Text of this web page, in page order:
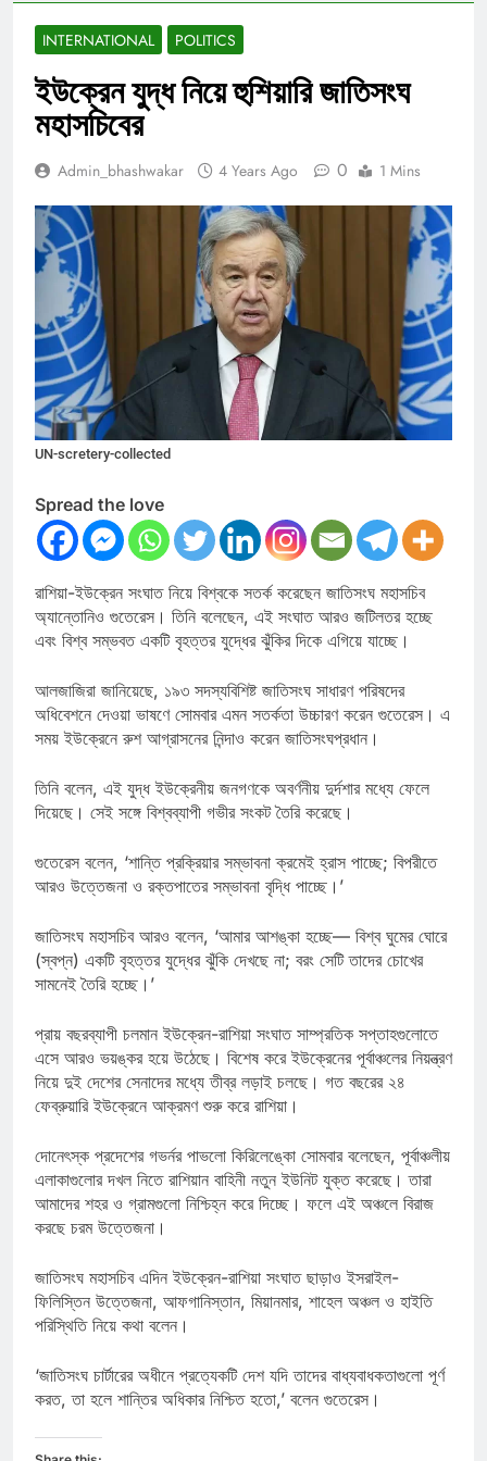
INTERNATIONAL POLITICS
ইউক্রেন যুদ্ধ নিয়ে হুশিয়ারি জাতিসংঘ
মহাসচিবের
Admin_bhashwakar 4 Years Ago 0 1 Mins
UN-scretery-collected
Spread the love
রাশিয়া-ইউক্রেন সংঘাত নিয়ে বিশ্বকে সতর্ক করেছেন জাতিসংঘ মহাসচিব
অ্যান্তোনিও গুতেরেস। তিনি বলেছেন, এই সংঘাত আরও জটিলতর হচ্ছে
এবং বিশ্ব সম্ভবত একটি বৃহত্তর যুদ্ধের ঝুঁকির দিকে এগিয়ে যাচ্ছে।
আলজাজিরা জানিয়েছে, ১৯৩ সদস্যবিশিষ্ট জাতিসংঘ সাধারণ পরিষদের
অধিবেশনে দেওয়া ভাষণে সোমবার এমন সতর্কতা উচ্চারণ করেন গুতেরেস। এ
সময় ইউক্রেনে রুশ আগ্রাসনের নিন্দাও করেন জাতিসংঘপ্রধান।
তিনি বলেন, এই যুদ্ধ ইউক্রেনীয় জনগণকে অবর্ণনীয় দুর্দশার মধ্যে ফেলে
দিয়েছে। সেই সঙ্গে বিশ্বব্যাপী গভীর সংকট তৈরি করেছে।
গুতেরেস বলেন, ‘শান্তি প্রক্রিয়ার সম্ভাবনা ক্রমেই হ্রাস পাচ্ছে; বিপরীতে
আরও উত্তেজনা ও রক্তপাতের সম্ভাবনা বৃদ্ধি পাচ্ছে।’
জাতিসংঘ মহাসচিব আরও বলেন, ‘আমার আশঙ্কা হচ্ছে— বিশ্ব ঘুমের ঘোরে
(স্বপ্ন) একটি বৃহত্তর যুদ্ধের ঝুঁকি দেখছে না; বরং সেটি তাদের চোখের
সামনেই তৈরি হচ্ছে।’
প্রায় বছরব্যাপী চলমান ইউক্রেন-রাশিয়া সংঘাত সাম্প্রতিক সপ্তাহগুলোতে
এসে আরও ভয়ঙ্কর হয়ে উঠেছে। বিশেষ করে ইউক্রেনের পূর্বাঞ্চলের নিয়ন্ত্রণ
নিয়ে দুই দেশের সেনাদের মধ্যে তীব্র লড়াই চলছে। গত বছরের ২৪
ফেব্রুয়ারি ইউক্রেনে আক্রমণ শুরু করে রাশিয়া।
দোনেৎস্ক প্রদেশের গভর্নর পাভলো কিরিলেঙ্কো সোমবার বলেছেন, পূর্বাঞ্চলীয়
এলাকাগুলোর দখল নিতে রাশিয়ান বাহিনী নতুন ইউনিট যুক্ত করেছে। তারা
আমাদের শহর ও গ্রামগুলো নিশ্চিহ্ন করে দিচ্ছে। ফলে এই অঞ্চলে বিরাজ
করছে চরম উত্তেজনা।
জাতিসংঘ মহাসচিব এদিন ইউক্রেন-রাশিয়া সংঘাত ছাড়াও ইসরাইল-
ফিলিস্তিন উত্তেজনা, আফগানিস্তান, মিয়ানমার, শাহেল অঞ্চল ও হাইতি
পরিস্থিতি নিয়ে কথা বলেন।
‘জাতিসংঘ চার্টারের অধীনে প্রত্যেকটি দেশ যদি তাদের বাধ্যবাধকতাগুলো পূর্ণ
করত, তা হলে শান্তির অধিকার নিশ্চিত হতো,’ বলেন গুতেরেস।